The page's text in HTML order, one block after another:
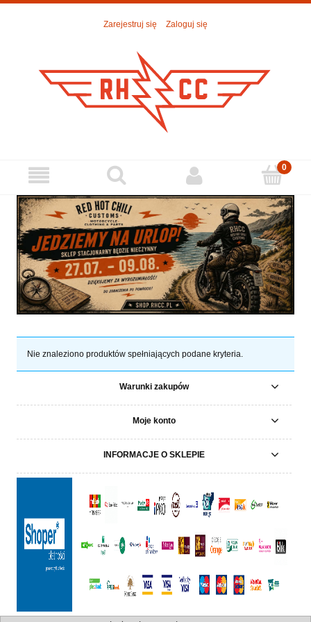
Zarejestruj się Zaloguj się
Nie znaleziono produktów spełniających podane kryteria.
Warunki zakupów
Moje konto
INFORMACJE O SKLEPIE